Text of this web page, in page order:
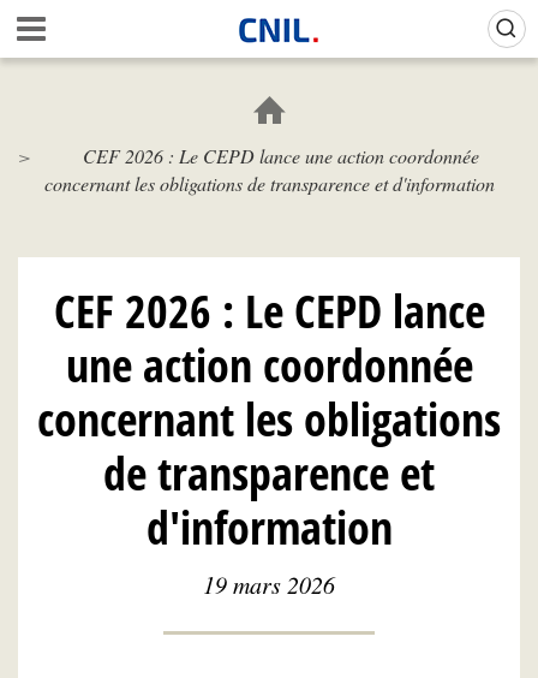
Aller
au
contenu
c
i
l
N
I
L
CEF 2026 : Le CEPD lance une action coordonnée
concernant les obligations de transparence et d'information
CEF 2026 : Le CEPD lance
une action coordonnée
concernant les obligations
de transparence et
d'information
19 mars 2026
Gestion de vos préférences sur les cookies (témoins de connexion)